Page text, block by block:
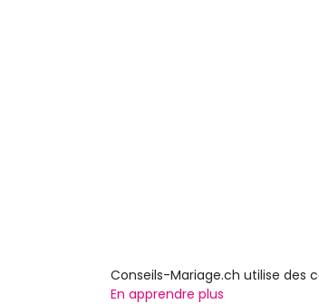
Conseils-Mariage.ch utilise des
En apprendre plus